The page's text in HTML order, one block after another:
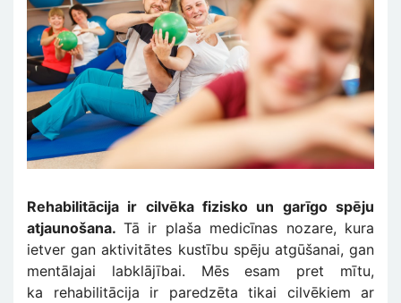
Rehabilitācija ir cilvēka fizisko un garīgo spēju
atjaunošana. Tā ir plaša medicīnas nozare, kura
ietver gan aktivitātes kustību spēju atgūšanai, gan
mentālajai labklājībai. Mēs esam pret mītu,
ka rehabilitācija ir paredzēta tikai cilvēkiem ar